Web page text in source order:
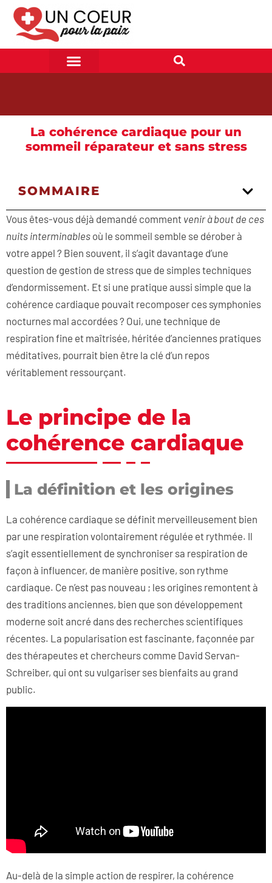
La cohérence cardiaque pour un
sommeil réparateur et sans stress
SOMMAIRE
Vous êtes-vous déjà demandé comment venir à bout de ces
nuits interminables où le sommeil semble se dérober à
votre appel ? Bien souvent, il s’agit davantage d’une
question de gestion de stress que de simples techniques
d’endormissement. Et si une pratique aussi simple que la
cohérence cardiaque pouvait recomposer ces symphonies
nocturnes mal accordées ? Oui, une technique de
respiration fine et maîtrisée, héritée d’anciennes pratiques
méditatives, pourrait bien être la clé d’un repos
véritablement ressourçant.
Le principe de la
cohérence cardiaque
La définition et les origines
La cohérence cardiaque se définit merveilleusement bien
par une respiration volontairement régulée et rythmée. Il
s’agit essentiellement de synchroniser sa respiration de
façon à influencer, de manière positive, son rythme
cardiaque. Ce n’est pas nouveau ; les origines remontent à
des traditions anciennes, bien que son développement
moderne soit ancré dans des recherches scientifiques
récentes. La popularisation est fascinante, façonnée par
des thérapeutes et chercheurs comme David Servan-
Schreiber, qui ont su vulgariser ses bienfaits au grand
public.
Au-delà de la simple action de respirer, la cohérence